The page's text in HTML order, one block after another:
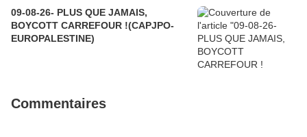
09-08-26- PLUS QUE JAMAIS,
BOYCOTT CARREFOUR !(CAPJPO-
EUROPALESTINE)
Commentaires